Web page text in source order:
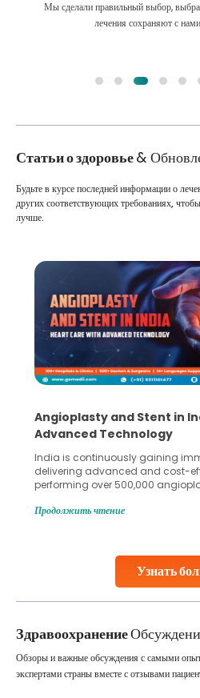
Мы сделали правильный выбор,
лечения сохраняют с
Статьи о здоровье&
Узнать
Будьте в курсе последней информации о
других соответствующих требованиях,
лучше.
Angioplasty and Stent in
Advanced Technology
India is continuously gaining
delivering advanced and cost-
performing over 500,000
globe are searching for
Studies, such as one published
Продолжить чтение
Здравоохранение
Обзоры и важные обсуждения с самыми
экспертами страны вместе с отзывами